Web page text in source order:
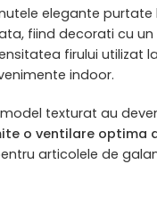
elegante
fiind decorati cu
firului utilizat
indoor.
texturat au
o ventilare optima
articolele de